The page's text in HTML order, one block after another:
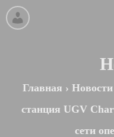
Главная › Новости
станция UGV
сети